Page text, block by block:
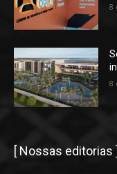
8
8
[ Nossas editorias ]